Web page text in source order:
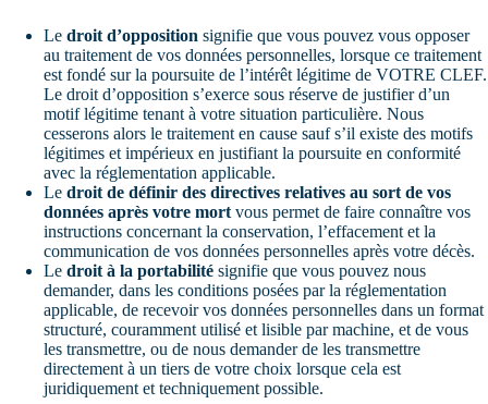
Le droit d’opposition signifie que vous pouvez vous opposer
au traitement de vos données personnelles, lorsque ce traitement
est fondé sur la poursuite de l’intérêt légitime de VOTRE CLEF.
Le droit d’opposition s’exerce sous réserve de justifier d’un
motif légitime tenant à votre situation particulière. Nous
cesserons alors le traitement en cause sauf s’il existe des motifs
légitimes et impérieux en justifiant la poursuite en conformité
avec la réglementation applicable.
Le droit de définir des directives relatives au sort de vos
données après votre mort vous permet de faire connaître vos
instructions concernant la conservation, l’effacement et la
communication de vos données personnelles après votre décès.
Le droit à la portabilité signifie que vous pouvez nous
demander, dans les conditions posées par la réglementation
applicable, de recevoir vos données personnelles dans un format
structuré, couramment utilisé et lisible par machine, et de vous
les transmettre, ou de nous demander de les transmettre
directement à un tiers de votre choix lorsque cela est
juridiquement et techniquement possible.